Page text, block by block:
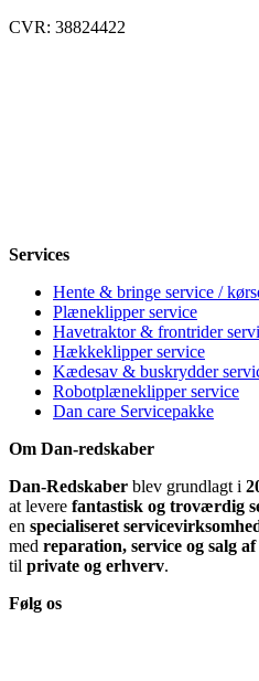
CVR: 38824422
Services
Hente & bringe service /
Plæneklipper service
Havetraktor & frontrider
Hækkeklipper service
Kædesav & buskrydder
Robotplæneklipper service
Dan care Servicepakke
Om Dan-redskaber
Dan-Redskaber blev grundlagt i
at levere fantastisk og troværdig
en specialiseret
med reparation, service og salg
til private og erhverv.
Følg os